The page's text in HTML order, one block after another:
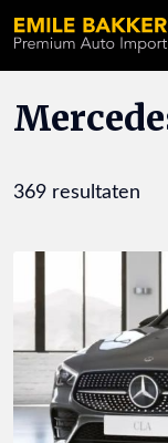
369 resultaten